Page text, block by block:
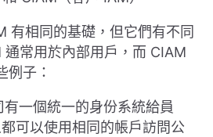
有相同的基礎，但它們有不同
常用於內部用戶，而 CIAM
例子：
有一個統一的身份系統給員
可以使用相同的帳戶訪問公